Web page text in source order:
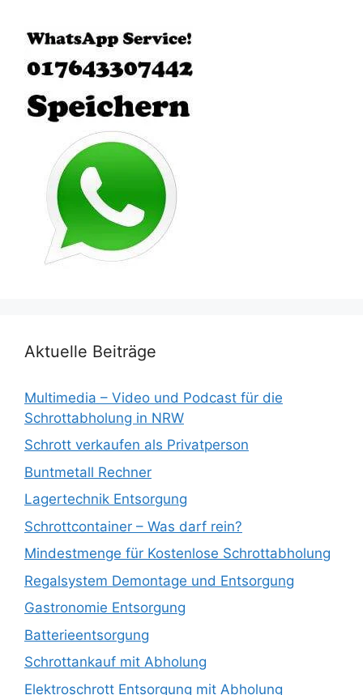
Aktuelle Beiträge
Multimedia – Video und Podcast für die
Schrottabholung in NRW
Schrott verkaufen als Privatperson
Buntmetall Rechner
Lagertechnik Entsorgung
Schrottcontainer – Was darf rein?
Mindestmenge für Kostenlose Schrottabholung
Regalsystem Demontage und Entsorgung
Gastronomie Entsorgung
Batterieentsorgung
Schrottankauf mit Abholung
Elektroschrott Entsorgung mit Abholung